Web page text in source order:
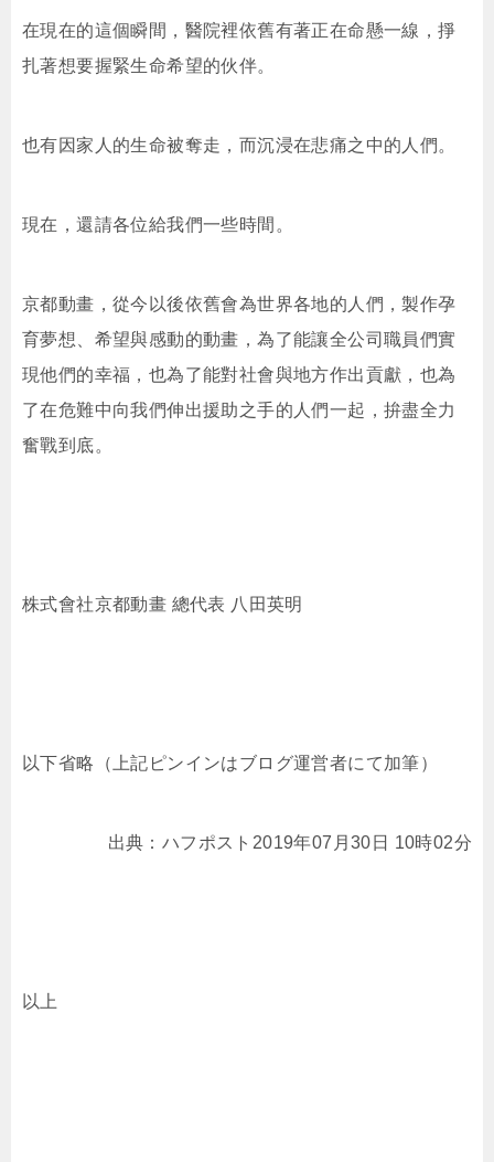
在現在的這個瞬間，醫院裡依舊有著正在命懸一線，掙
扎著想要握緊生命希望的伙伴。
也有因家人的生命被奪走，而沉浸在悲痛之中的人們。
現在，還請各位給我們一些時間。
京都動畫，從今以後依舊會為世界各地的人們，製作孕
育夢想、希望與感動的動畫，為了能讓全公司職員們實
現他們的幸福，也為了能對社會與地方作出貢獻，也為
了在危難中向我們伸出援助之手的人們一起，拚盡全力
奮戰到底。
株式會社京都動畫 總代表 八田英明
以下省略（上記ピンインはブログ運営者にて加筆）
出典：ハフポスト2019年07月30日 10時02分
以上